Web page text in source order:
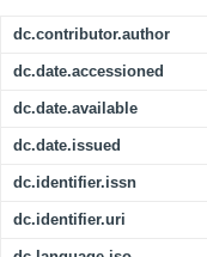
dc.contributor.author
dc.date.accessioned
dc.date.available
dc.date.issued
dc.identifier.issn
dc.identifier.uri